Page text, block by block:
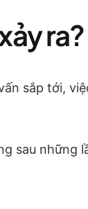
ra?
sắp tới,
sau những